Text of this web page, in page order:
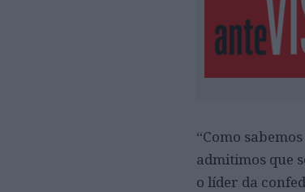
“Como
admitimos que
o líder da